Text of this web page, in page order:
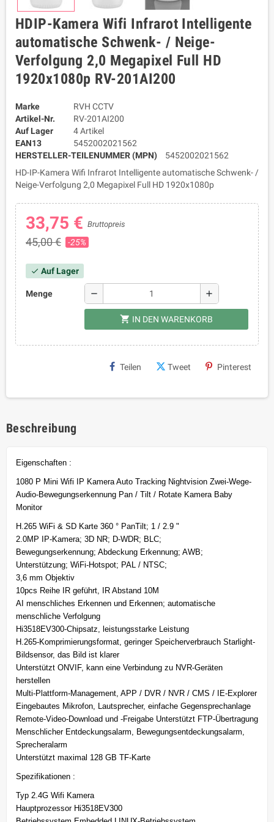
HDIP-Kamera Wifi Infrarot Intelligente
automatische Schwenk- / Neige-
Verfolgung 2,0 Megapixel Full HD
1920x1080p RV-201AI200
Marke
RVH CCTV
Artikel-Nr.
RV-201AI200
Auf Lager
4 Artikel
EAN13
5452002021562
HERSTELLER-TEILENUMMER (MPN)
5452002021562
HD-IP-Kamera Wifi Infrarot Intelligente automatische Schwenk- /
Neige-Verfolgung 2,0 Megapixel Full HD 1920x1080p
33,75 € Bruttopreis
45,00 € -25%
check Auf Lager
Menge remove add
shopping_cart IN DEN WARENKORB
Teilen Tweet Pinterest
Beschreibung
Eigenschaften :
1080 P Mini Wifi IP Kamera Auto Tracking Nightvision Zwei-Wege-
Audio-Bewegungserkennung Pan / Tilt / Rotate Kamera Baby
Monitor
H.265 WiFi & SD Karte 360 ​​° PanTilt; 1 / 2.9 "
2.0MP IP-Kamera; 3D NR; D-WDR; BLC;
Bewegungserkennung; Abdeckung Erkennung; AWB;
Unterstützung; WiFi-Hotspot; PAL / NTSC;
3,6 mm Objektiv
10pcs Reihe IR geführt, IR Abstand 10M
AI menschliches Erkennen und Erkennen; automatische
menschliche Verfolgung
Hi3518EV300-Chipsatz, leistungsstarke Leistung
H.265-Komprimierungsformat, geringer Speicherverbrauch Starlight-
Bildsensor, das Bild ist klarer
Unterstützt ONVIF, kann eine Verbindung zu NVR-Geräten
herstellen
Multi-Plattform-Management, APP / DVR / NVR / CMS / IE-Explorer
Eingebautes Mikrofon, Lautsprecher, einfache Gegensprechanlage
Remote-Video-Download und -Freigabe Unterstützt FTP-Übertragung
Menschlicher Entdeckungsalarm, Bewegungsentdeckungsalarm,
Sprecheralarm
Unterstützt maximal 128 GB TF-Karte
Spezifikationen :
Typ 2.4G Wifi Kamera
Hauptprozessor Hi3518EV300